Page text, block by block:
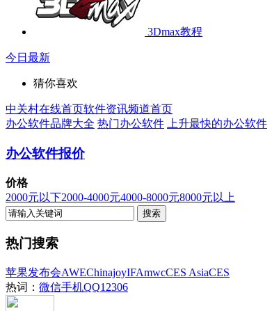
3Dmax教程
今日最新
猜你喜欢
中关村在线首页软件资讯频道首页
办公软件品牌大全 热门办公软件 上升最快的办公软件
办公软件报价
价格
2000元以下2000-4000元4000-8000元8000元以上
热门搜索
苹果发布会AWEChinajoyIFAmwcCES AsiaCES
热词： 微信手机QQ12306